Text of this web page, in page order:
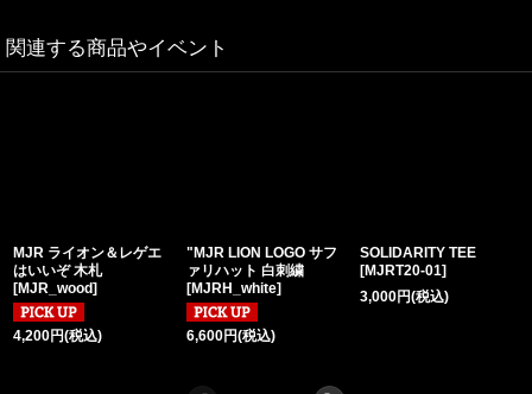
関連する商品やイベント
MJR ライオン＆レゲエ
はいいぞ 木札
[MJR_wood]
4,200円(税込)
"MJR LION LOGO サフ
ァリハット 白刺繍
[MJRH_white]
6,600円(税込)
SOLIDARITY TEE
[MJRT20-01]
3,000円(税込)